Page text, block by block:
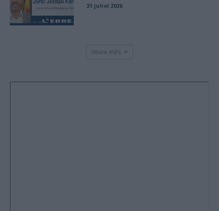
31 juliol 2026
Veure més